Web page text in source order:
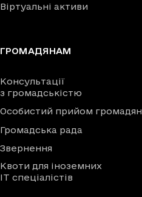
Віртуальні активи
ГРОМАДЯНАМ
Консультації
з громадськістю
Особистий прийом громадян
Громадська рада
Звернення
Квоти для іноземних
IT спеціалістів